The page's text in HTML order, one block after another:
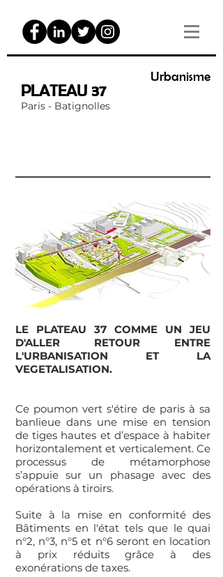
PLATEAU 37
Urbanisme
Paris - Batignolles
LE PLATEAU 37 COMME UN JEU
D'ALLER RETOUR ENTRE
L'URBANISATION ET LA
VEGETALISATION.
Ce poumon vert s'étire de paris à sa
banlieue dans une mise en tension
de tiges hautes et d’espace à habiter
horizontalement et verticalement. Ce
processus de métamorphose
s’appuie sur un phasage avec des
opérations à tiroirs.
Suite à la mise en conformité des
Bâtiments en l'état tels que le quai
n°2, n°3, n°5 et n°6 seront en location
à prix réduits grâce à des
exonérations de taxes.